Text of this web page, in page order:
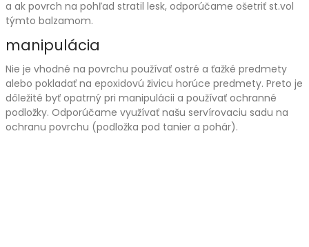
a ak povrch na pohľad stratil lesk, odporúčame ošetriť st.vol
týmto balzamom.
manipulácia
Nie je vhodné na povrchu používať ostré a ťažké predmety
alebo pokladať na epoxidovú živicu horúce predmety. Preto je
dôležité byť opatrný pri manipulácii a používať ochranné
podložky. Odporúčame využívať našu servírovaciu sadu na
ochranu povrchu (podložka pod tanier a pohár).